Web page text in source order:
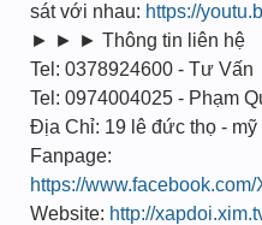
sát với nhau: https://
► ► ► Thông tin liên hệ
Tel: 0378924600 - Tư Vấn
Tel: 0974004025 - Phạm
Địa Chỉ: 19 lê đức thọ -
Fanpage:
https://
Website: http://